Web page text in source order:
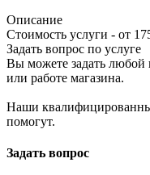
Описание
Стоимость услуги - от
Задать вопрос по услуге
Вы можете задать любой
или работе магазина.
Наши
помогут.
Задать вопрос